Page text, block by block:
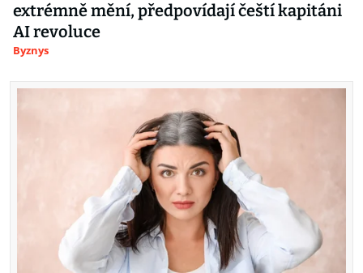
extrémně mění, předpovídají čeští kapitáni
AI revoluce
Byznys